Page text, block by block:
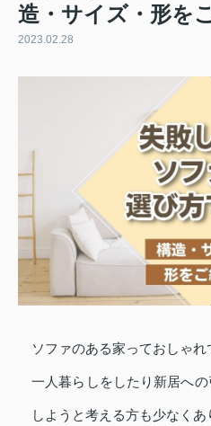
造・サイズ・形を
2023.02.28
ソファのある家っておしゃれ
一人暮らしをしたり新居へ
しようと考える方も少なくあ